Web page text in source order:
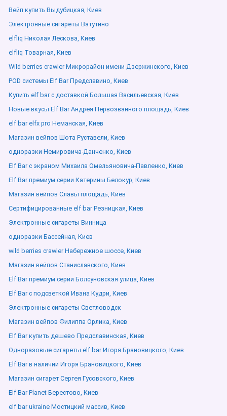
Вейп купить Выдубицкая, Киев
Электронные сигареты Ватутино
elfliq Николая Лескова, Киев
elfliq Товарная, Киев
Wild berries crawler Микрорайон имени Дзержинского, Киев
POD системы Elf Bar Предславино, Киев
Купить elf bar с доставкой Большая Васильевская, Киев
Новые вкусы Elf Bar Андрея Первозванного площадь, Киев
elf bar elfx pro Неманская, Киев
Магазин вейпов Шота Руставели, Киев
одноразки Немировича-Данченко, Киев
Elf Bar с экраном Михаила Омельяновича-Павленко, Киев
Elf Bar премиум серии Катерины Белокур, Киев
Магазин вейпов Славы площадь, Киев
Сертифицированные elf bar Резницкая, Киев
Электронные сигареты Винница
одноразки Бассейная, Киев
wild berries crawler Набережное шоссе, Киев
Магазин вейпов Станиславского, Киев
Elf Bar премиум серии Болсуновская улица, Киев
Elf Bar с подсветкой Ивана Кудри, Киев
Электронные сигареты Светловодск
Магазин вейпов Филиппа Орлика, Киев
Elf Bar купить дешево Предславинская, Киев
Одноразовые сигареты elf bar Игоря Брановицкого, Киев
Elf Bar в наличии Игоря Брановицкого, Киев
Магазин сигарет Сергея Гусовского, Киев
Elf Bar Planet Берестово, Киев
elf bar ukraine Мостицкий массив, Киев